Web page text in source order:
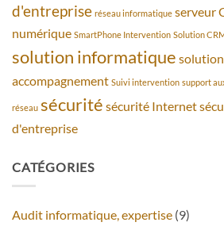
d'entreprise réseau informatique serveur
numérique SmartPhone Intervention Solution
solution informatique
accompagnement Suivi intervention support
réseau sécurité sécurité Internet
d'entreprise
CATÉGORIES
Audit informatique, expertise (9)